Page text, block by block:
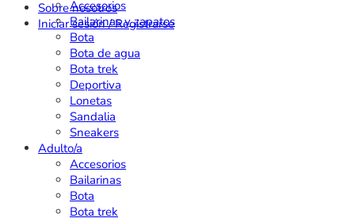
Accesorios
Bailarinas y zapatos
Bota
Bota de agua
Bota trek
Deportiva
Lonetas
Sandalia
Sneakers
Adulto/a
Accesorios
Bailarinas
Bota
Bota trek
Sobre nosotros
Iniciar sesión / Registrarse